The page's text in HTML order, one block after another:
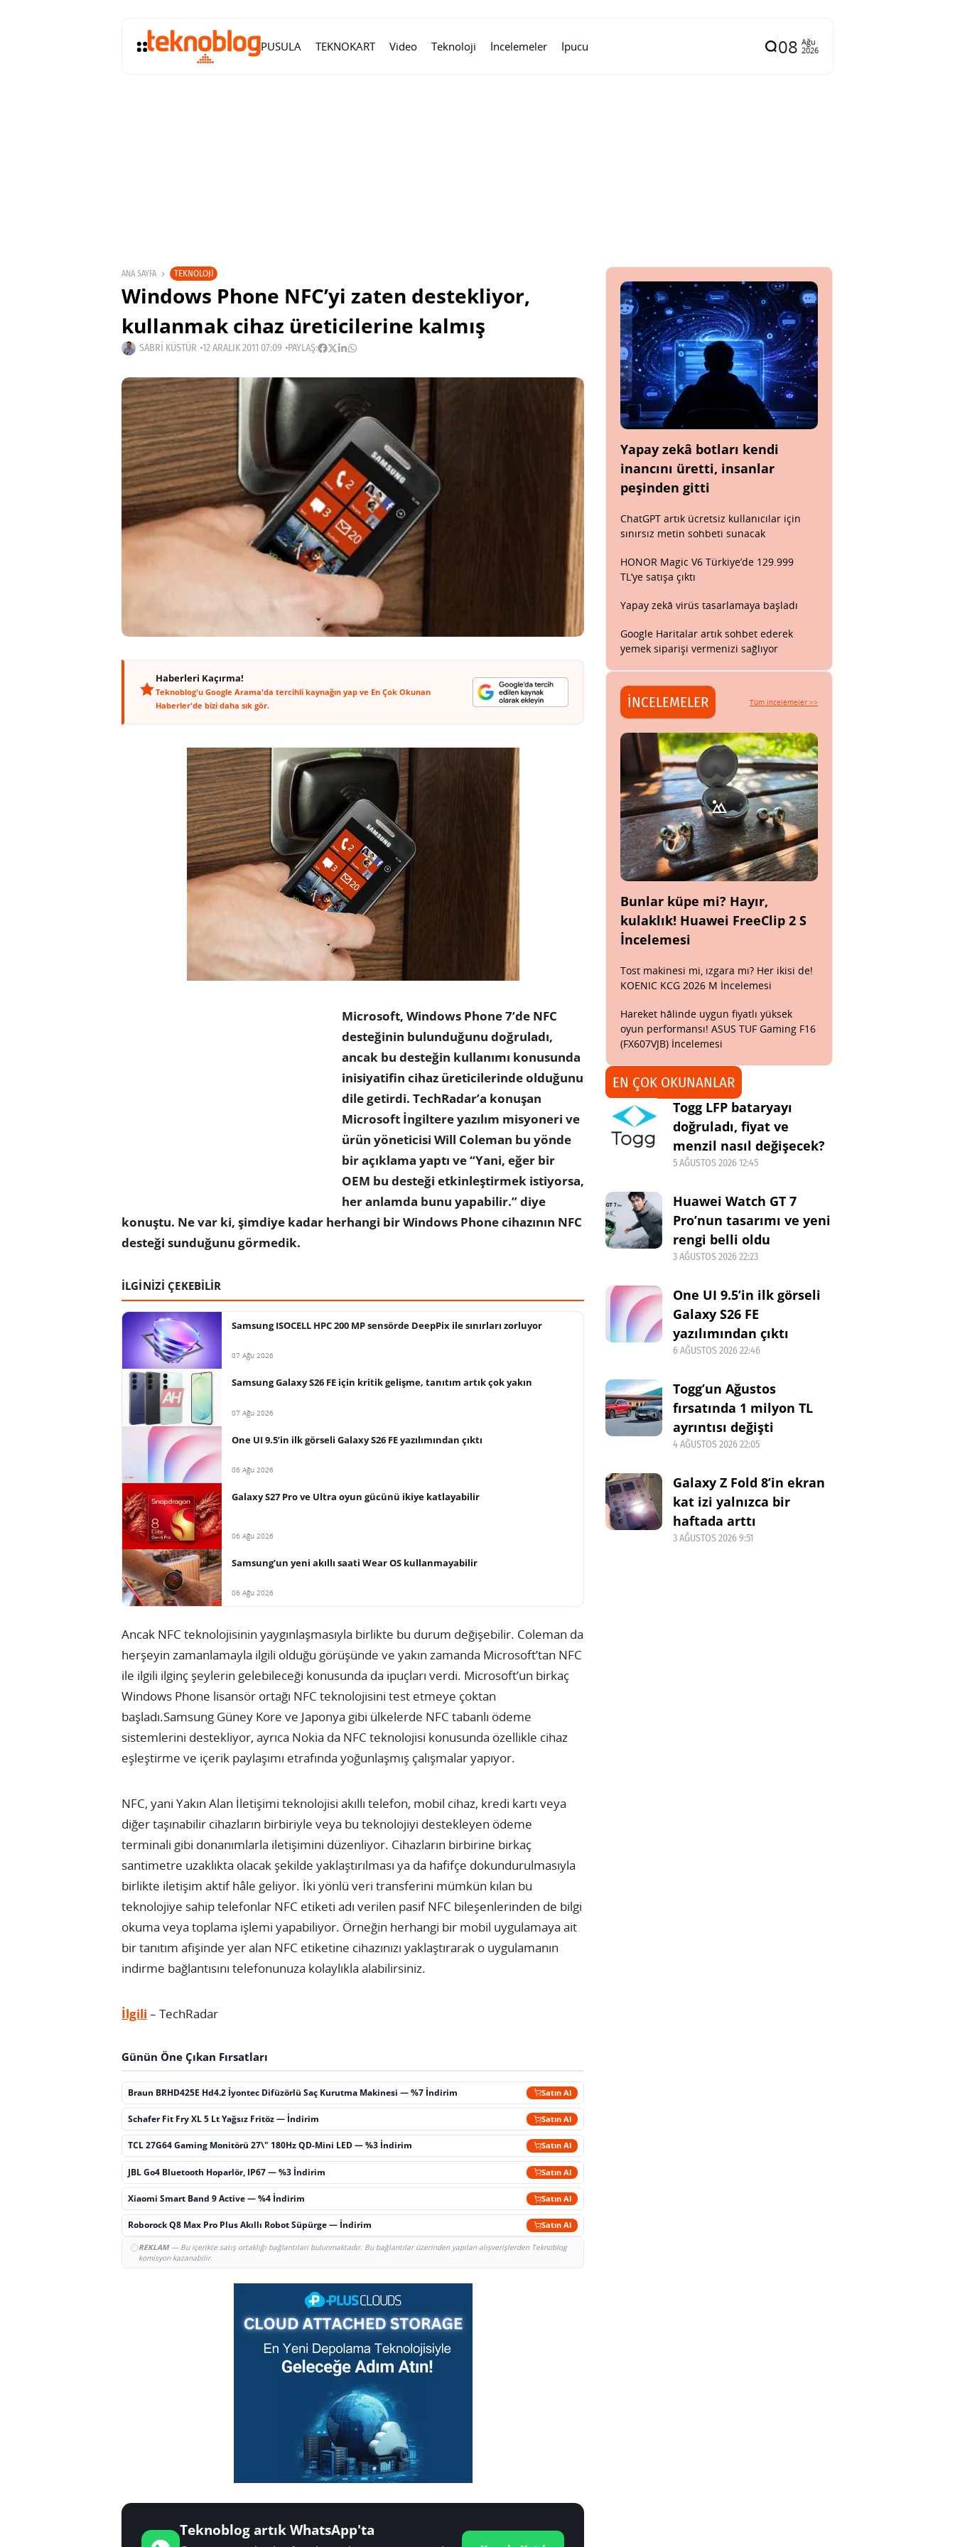
PUSULA TEKNOKART Video Teknoloji İncelemeler İpucu 08 Ağu
2026
ANA SAYFA TEKNOLOJI
Windows Phone NFC’yi zaten destekliyor,
kullanmak cihaz üreticilerine kalmış
SABRI KÜSTÜR 12 ARALIK 2011 07:09 PAYLAŞ:
Haberleri Kaçırma!
Teknoblog'u Google Arama'da tercihli kaynağın yap ve En Çok Okunan
Haberler'de bizi daha sık gör.
Microsoft, Windows Phone 7’de NFC
desteğinin bulunduğunu doğruladı,
ancak bu desteğin kullanımı konusunda
inisiyatifin cihaz üreticilerinde olduğunu
dile getirdi. TechRadar’a konuşan
Microsoft İngiltere yazılım misyoneri ve
ürün yöneticisi Will Coleman bu yönde
bir açıklama yaptı ve “Yani, eğer bir
OEM bu desteği etkinleştirmek istiyorsa,
her anlamda bunu yapabilir.” diye
konuştu. Ne var ki, şimdiye kadar herhangi bir Windows Phone cihazının NFC
desteği sunduğunu görmedik.
İLGİNİZİ ÇEKEBİLİR
Samsung ISOCELL HPC 200 MP sensörde DeepPix ile sınırları zorluyor
07 Ağu 2026
Samsung Galaxy S26 FE için kritik gelişme, tanıtım artık çok yakın
07 Ağu 2026
One UI 9.5’in ilk görseli Galaxy S26 FE yazılımından çıktı
06 Ağu 2026
Galaxy S27 Pro ve Ultra oyun gücünü ikiye katlayabilir
06 Ağu 2026
Samsung’un yeni akıllı saati Wear OS kullanmayabilir
06 Ağu 2026
Ancak NFC teknolojisinin yaygınlaşmasıyla birlikte bu durum değişebilir. Coleman da
herşeyin zamanlamayla ilgili olduğu görüşünde ve yakın zamanda Microsoft’tan NFC
ile ilgili ilginç şeylerin gelebileceği konusunda da ipuçları verdi. Microsoft’un birkaç
Windows Phone lisansör ortağı NFC teknolojisini test etmeye çoktan
başladı.Samsung Güney Kore ve Japonya gibi ülkelerde NFC tabanlı ödeme
sistemlerini destekliyor, ayrıca Nokia da NFC teknolojisi konusunda özellikle cihaz
eşleştirme ve içerik paylaşımı etrafında yoğunlaşmış çalışmalar yapıyor.
NFC, yani Yakın Alan İletişimi teknolojisi akıllı telefon, mobil cihaz, kredi kartı veya
diğer taşınabilir cihazların birbiriyle veya bu teknolojiyi destekleyen ödeme
terminali gibi donanımlarla iletişimini düzenliyor. Cihazların birbirine birkaç
santimetre uzaklıkta olacak şekilde yaklaştırılması ya da hafifçe dokundurulmasıyla
birlikte iletişim aktif hâle geliyor. İki yönlü veri transferini mümkün kılan bu
teknolojiye sahip telefonlar NFC etiketi adı verilen pasif NFC bileşenlerinden de bilgi
okuma veya toplama işlemi yapabiliyor. Örneğin herhangi bir mobil uygulamaya ait
bir tanıtım afişinde yer alan NFC etiketine cihazınızı yaklaştırarak o uygulamanın
indirme bağlantısını telefonunuza kolaylıkla alabilirsiniz.
İlgili – TechRadar
Günün Öne Çıkan Fırsatları
Braun BRHD425E Hd4.2 İyontec Difüzörlü Saç Kurutma Makinesi — %7 İndirim Satın Al
Schafer Fit Fry XL 5 Lt Yağsız Fritöz — İndirim Satın Al
TCL 27G64 Gaming Monitörü 27\" 180Hz QD-Mini LED — %3 İndirim Satın Al
JBL Go4 Bluetooth Hoparlör, IP67 — %3 İndirim Satın Al
Xiaomi Smart Band 9 Active — %4 İndirim Satın Al
Roborock Q8 Max Pro Plus Akıllı Robot Süpürge — İndirim Satın Al
REKLAM— Bu içerikte satış ortaklığı bağlantıları bulunmaktadır. Bu bağlantılar üzerinden yapılan alışverişlerden Teknoblog
komisyon kazanabilir.
Teknoblog artık WhatsApp'ta
Yapay zekâ botları kendi
inancını üretti, insanlar
peşinden gitti
ChatGPT artık ücretsiz kullanıcılar için
sınırsız metin sohbeti sunacak
HONOR Magic V6 Türkiye’de 129.999
TL’ye satışa çıktı
Yapay zekâ virüs tasarlamaya başladı
Google Haritalar artık sohbet ederek
yemek siparişi vermenizi sağlıyor
İNCELEMELER Tüm incelemeler >>
Bunlar küpe mi? Hayır,
kulaklık! Huawei FreeClip 2 S
İncelemesi
Tost makinesi mi, ızgara mı? Her ikisi de!
KOENIC KCG 2026 M İncelemesi
Hareket hâlinde uygun fiyatlı yüksek
oyun performansı! ASUS TUF Gaming F16
(FX607VJB) İncelemesi
EN ÇOK OKUNANLAR
Togg LFP bataryayı
doğruladı, fiyat ve
menzil nasıl değişecek?
5 AĞUSTOS 2026 12:45
Huawei Watch GT 7
Pro’nun tasarımı ve yeni
rengi belli oldu
3 AĞUSTOS 2026 22:23
One UI 9.5’in ilk görseli
Galaxy S26 FE
yazılımından çıktı
6 AĞUSTOS 2026 22:46
Togg’un Ağustos
fırsatında 1 milyon TL
ayrıntısı değişti
4 AĞUSTOS 2026 22:05
Galaxy Z Fold 8’in ekran
kat izi yalnızca bir
haftada arttı
3 AĞUSTOS 2026 9:51